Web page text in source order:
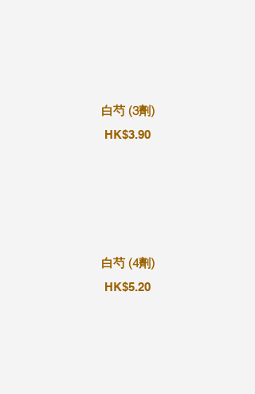
白芍 (3劑)
HK$3.90
白芍 (4劑)
HK$5.20